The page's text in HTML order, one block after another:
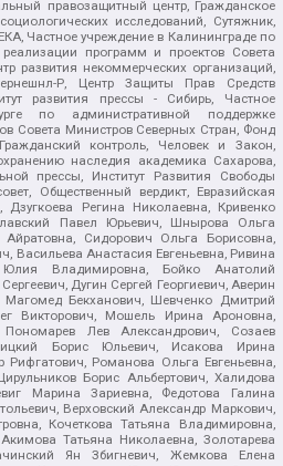
правозащитный центр, Гражданское
исследований, Сутяжник,
Частное учреждение в Калининграде по
программ и проектов Совета
развития некоммерческих организаций,
Р, Центр Защиты Прав Средств
развития прессы - Сибирь, Частное
по административной поддержке
Совета Министров Северных Стран, Фонд
контроль, Человек и Закон,
наследия академика Сахарова,
прессы, Институт Развития Свободы
Общественный вердикт, Евразийская
Регина Николаевна, Кривенко
Павел Юрьевич, Шнырова Ольга
Сидорович Ольга Борисовна,
Васильева Анастасия Евгеньевна, Ривина
Владимировна, Бойко Анатолий
Дугин Сергей Георгиевич, Аверин
Магомед Бекханович, Шевченко Дмитрий
Викторович, Мошель Ирина Ароновна,
Лев Александрович, Созаев
Борис Юльевич, Исакова Ирина
Романова Ольга Евгеньевна,
Борис Альбертович, Халидова
Марина Зариевна, Федотова Галина
Верховский Александр Маркович,
Кочеткова Татьяна Владимировна,
Татьяна Николаевна, Золотарева
Ян Збигневич, Жемкова Елена